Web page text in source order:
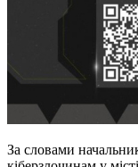
За словами